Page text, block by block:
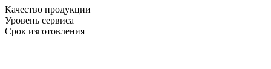
Качество продукции
Уровень сервиса
Срок изготовления